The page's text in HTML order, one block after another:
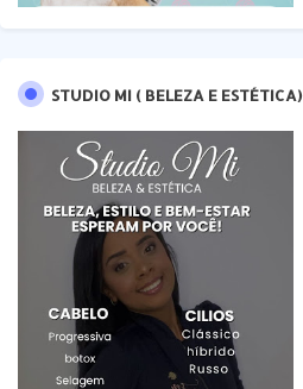
STUDIO MI ( BELEZA E ESTÉTICA)